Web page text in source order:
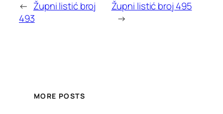
← Župni listić broj
493
Župni listić broj 495
→
MORE POSTS